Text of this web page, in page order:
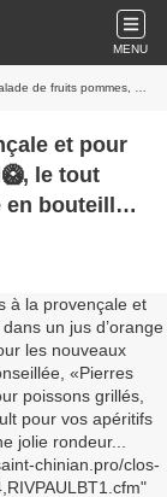
MENU
fruit, et une jolie rondeur... Bientôt en vente chez nos cavistes. https://www.saint-chinian.pro/clos-de-la-riviere-les-schistes-de-paul-nouveautes,fr,4,RIVPAULBT1.cfm
et pour
le tout
en bouteille
Vermentino
et pour
et une jolie
cavistes.
la-riviere-